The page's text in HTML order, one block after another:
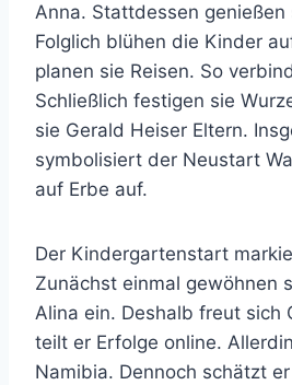
Anna. Stattdessen genießen
Folglich blühen die Kinder
planen sie Reisen. So
Schließlich festigen sie
sie Gerald Heiser Eltern.
symbolisiert der Neustart
auf Erbe auf.
Der Kindergartenstart
Zunächst einmal gewöhnen
Alina ein. Deshalb freut sich
teilt er Erfolge online.
Namibia. Dennoch schätzt